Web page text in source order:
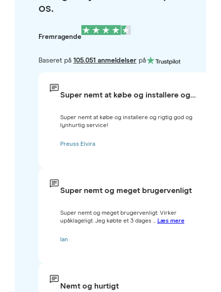
os.
Fremragende
Baseret på 105.051 anmeldelserpå
Super nemt at købe og installere og…
Super nemt at købe og installere og rigtig god og
lynhurtig service!
Preuss Elvira
Super nemt og meget brugervenligt
Super nemt og meget brugervenligt. Virker
upåklageligt. Jeg købte et 3 dages ... Læs mere
Ian
Nemt og hurtigt